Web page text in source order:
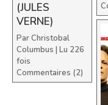
(JULES
VERNE)
ParChristobal
Columbus | Lu 226
fois
Commentaires (2)